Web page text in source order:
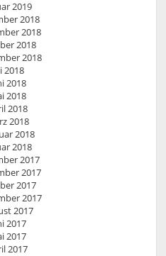
2019
2018
2018
2018
2018
2018
2018
2018
2018
2018
2018
2018
2017
2017
2017
2017
2017
2017
2017
2017